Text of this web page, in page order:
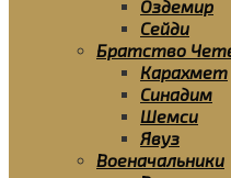
Оздемир
Сейди
Братство
Карахмет
Синадим
Шемси
Явуз
Военачальники